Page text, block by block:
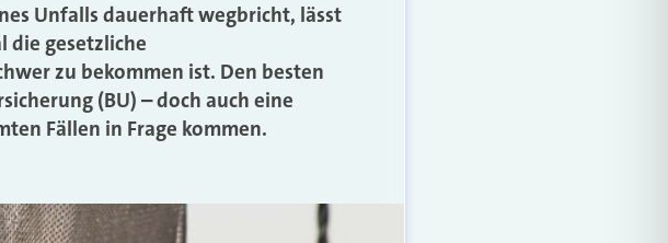
Unfalls dauerhaft wegbricht, lässt
die gesetzliche
zu bekommen ist. Den besten
(BU) – doch auch eine
Fällen in Frage kommen.